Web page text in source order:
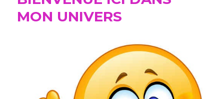
MON UNIVERS